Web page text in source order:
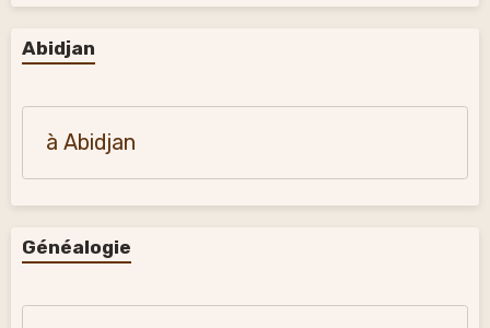
Abidjan
à Abidjan
Généalogie